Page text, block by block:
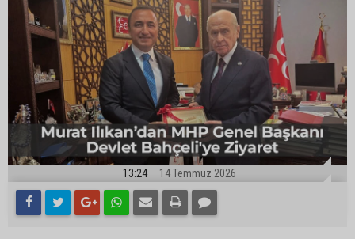
13:24 14 Temmuz 2026